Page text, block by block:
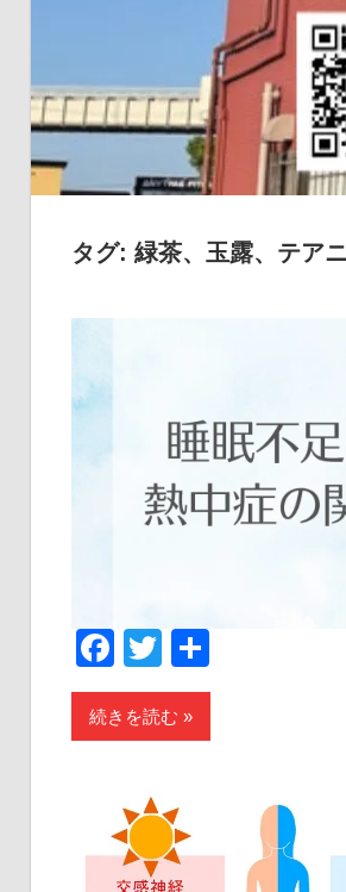
ブ
ロ
タグ: 緑茶、玉露、テア
Facebook
Twitter
有
続きを読む